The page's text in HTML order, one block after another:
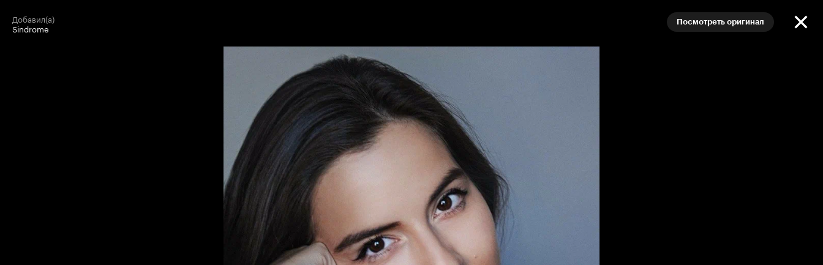
добавил(а)
Sindrome
Посмотреть оригинал